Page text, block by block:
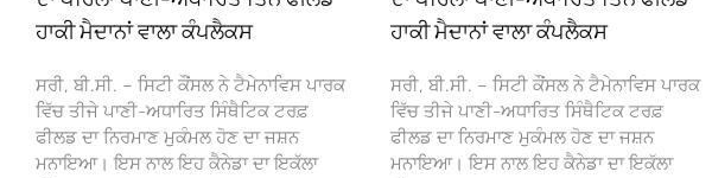
ਹਾਕੀ ਮੈਦਾਨਾਂ ਵਾਲਾ ਕੰਪਲੈਕਸ
ਸਰੀ, ਬੀ.ਸੀ. – ਸਿਟੀ ਕੌਂਸਲ ਨੇ ਟੈਮੇਨਾਵਿਸ ਪਾਰਕ
ਵਿੱਚ ਤੀਜੇ ਪਾਣੀ-ਅਧਾਰਿਤ ਸਿੰਥੈਟਿਕ ਟਰਫ਼
ਫੀਲਡ ਦਾ ਨਿਰਮਾਣ ਮੁਕੰਮਲ ਹੋਣ ਦਾ ਜਸ਼ਨ
ਮਨਾਇਆ। ਇਸ ਨਾਲ ਇਹ ਕੈਨੇਡਾ ਦਾ ਇਕੱਲਾ
ਹਾਕੀ ਮੈਦਾਨਾਂ ਵਾਲਾ ਕੰਪਲੈਕਸ
ਸਰੀ, ਬੀ.ਸੀ. – ਸਿਟੀ ਕੌਂਸਲ ਨੇ ਟੈਮੇਨਾਵਿਸ ਪਾਰਕ
ਵਿੱਚ ਤੀਜੇ ਪਾਣੀ-ਅਧਾਰਿਤ ਸਿੰਥੈਟਿਕ ਟਰਫ਼
ਫੀਲਡ ਦਾ ਨਿਰਮਾਣ ਮੁਕੰਮਲ ਹੋਣ ਦਾ ਜਸ਼ਨ
ਮਨਾਇਆ। ਇਸ ਨਾਲ ਇਹ ਕੈਨੇਡਾ ਦਾ ਇਕੱਲਾ